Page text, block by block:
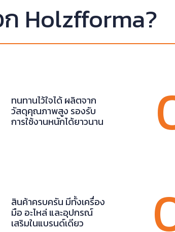
Holzfforma?
ทนทานไว้ใจได้ ผลิตจาก
วัสดุคุณภาพสูง รองรับ
การใช้งานหนักได้ยาวนาน
สินค้าครบครัน มีทั้งเครื่อง
มือ อะไหล่ และอุปกรณ์
เสริมในแบรนด์เดียว